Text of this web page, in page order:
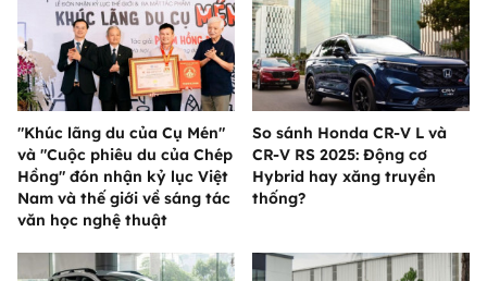
"Khúc lãng du của Cụ Mén"
và "Cuộc phiêu du của Chép
Hồng" đón nhận kỷ lục Việt
Nam và thế giới về sáng tác
văn học nghệ thuật
So sánh Honda CR-V L và
CR-V RS 2025: Động cơ
Hybrid hay xăng truyền
thống?